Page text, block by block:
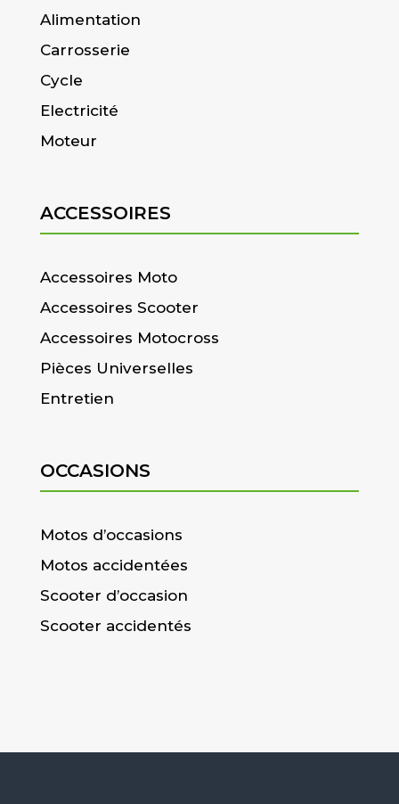
Alimentation
Carrosserie
Cycle
Electricité
Moteur
ACCESSOIRES
Accessoires Moto
Accessoires Scooter
Accessoires Motocross
Pièces Universelles
Entretien
OCCASIONS
Motos d’occasions
Motos accidentées
Scooter d’occasion
Scooter accidentés